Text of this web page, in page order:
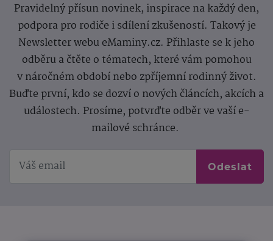
Pravidelný přísun novinek, inspirace na každý den,
podpora pro rodiče i sdílení zkušeností. Takový je
Newsletter webu eMaminy.cz. Přihlaste se k jeho
odběru a čtěte o tématech, které vám pomohou
v náročném období nebo zpříjemní rodinný život.
Buďte první, kdo se dozví o nových článcích, akcích a
událostech. Prosíme, potvrďte odběr ve vaší e-
mailové schránce.
Odeslat